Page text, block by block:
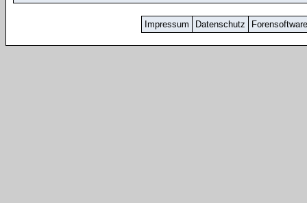
Impressum Datenschutz